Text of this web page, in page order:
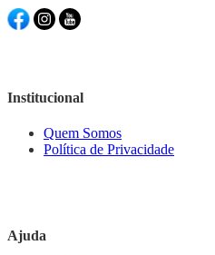
Institucional
Quem Somos
Política de Privacidade
Ajuda